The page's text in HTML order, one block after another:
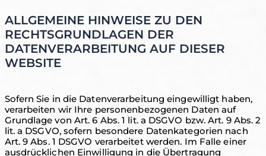
ALLGEMEINE HINWEISE ZU DEN
RECHTSGRUNDLAGEN DER
DATENVERARBEITUNG AUF DIESER
WEBSITE
Sofern Sie in die Datenverarbeitung eingewilligt haben,
verarbeiten wir Ihre personenbezogenen Daten auf
Grundlage von Art. 6 Abs. 1 lit. a DSGVO bzw. Art. 9 Abs. 2
lit. a DSGVO, sofern besondere Datenkategorien nach
Art. 9 Abs. 1 DSGVO verarbeitet werden. Im Falle einer
ausdrücklichen Einwilligung in die Übertragung